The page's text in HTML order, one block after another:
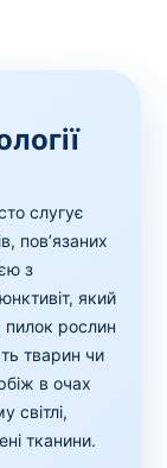
слугує
пов’язаних
з
який
пилок рослин
тварин чи
в очах
світлі,
тканини.